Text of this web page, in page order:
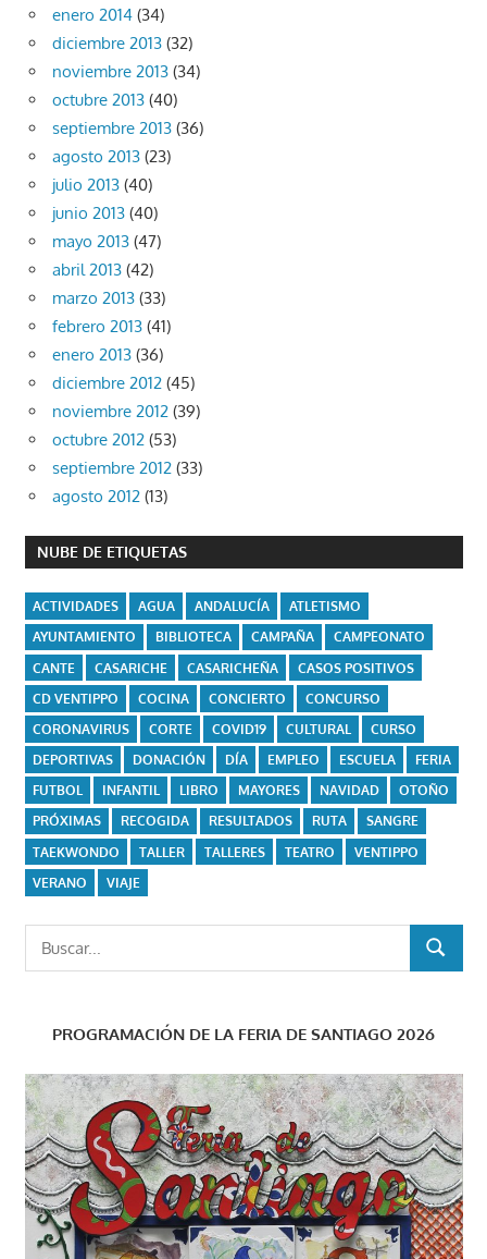
enero 2014 (34)
diciembre 2013 (32)
noviembre 2013 (34)
octubre 2013 (40)
septiembre 2013 (36)
agosto 2013 (23)
julio 2013 (40)
junio 2013 (40)
mayo 2013 (47)
abril 2013 (42)
marzo 2013 (33)
febrero 2013 (41)
enero 2013 (36)
diciembre 2012 (45)
noviembre 2012 (39)
octubre 2012 (53)
septiembre 2012 (33)
agosto 2012 (13)
NUBE DE ETIQUETAS
ACTIVIDADES AGUA ANDALUCÍA
ATLETISMO
AYUNTAMIENTO
BIBLIOTECA CAMPAÑA
CAMPEONATO
CANTE
CASARICHE CASARICHEÑA
CASOS POSITIVOS
CD VENTIPPO
COCINA CONCIERTO
CONCURSO
CORONAVIRUS
CORTE COVID19 CULTURAL
CURSO
DEPORTIVAS
DONACIÓN DÍA EMPLEO ESCUELA
FERIA
FUTBOL
INFANTIL LIBRO MAYORES NAVIDAD
OTOÑO
PRÓXIMAS
RECOGIDA RESULTADOS RUTA
SANGRE
TAEKWONDO
TALLER TALLERES TEATRO
VENTIPPO
VERANO
VIAJE
BUSCAR
PROGRAMACIÓN DE LA FERIA DE SANTIAGO 2026